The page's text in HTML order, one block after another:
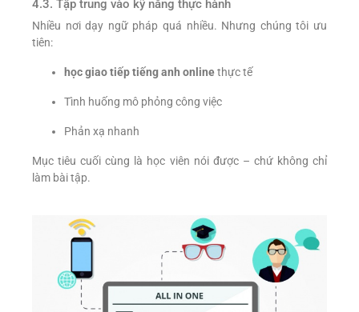
4.3. Tập trung vào kỹ năng thực hành
Nhiều nơi dạy ngữ pháp quá nhiều. Nhưng chúng tôi ưu
tiên:
học giao tiếp tiếng anh onlinethực tế
Tình huống mô phỏng công việc
Phản xạ nhanh
Mục tiêu cuối cùng là học viên nói được – chứ không chỉ
làm bài tập.